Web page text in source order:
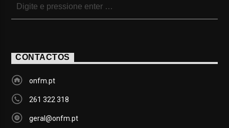
CONTACTOS
onfm.pt
261 322 318
geral@onfm.pt